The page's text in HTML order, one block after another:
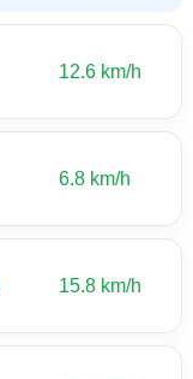
12.6 km/h
6.8 km/h
15.8 km/h